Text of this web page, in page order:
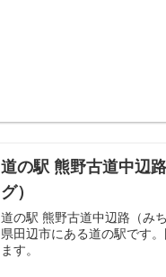
道の駅 熊野古道中辺
グ）
道の駅 熊野古道中辺路（み
県田辺市にある道の駅です
ます。